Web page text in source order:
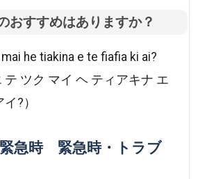
おすすめはありますか？
he tiakina e te fiafia ki ai?
テ ツク マイ ヘ ティアキナ エ
?）
急時 緊急時・トラブ